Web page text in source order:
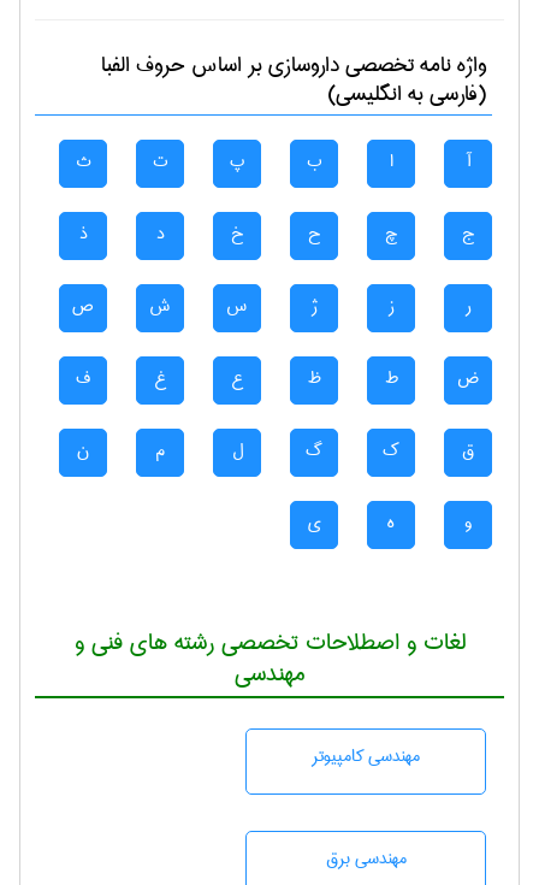
واژه نامه تخصصیداروسازیبر اساس حروف الفبا
(فارسی به انگلیسی)
آ ا ب پ ت ث
ج چ ح خ د ذ
ر ز ژ س ش ص
ض ط ظ ع غ ف
ق ک گ ل م ن
و ه ی
لغات و اصطلاحات تخصصی رشته های فنی و
مهندسی
مهندسی كامپيوتر
مهندسی برق